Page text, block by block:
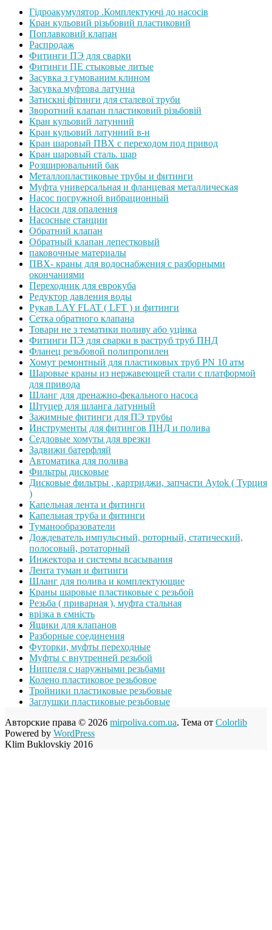
Гідроакумулятор .Комплектуючі до насосів
Кран кульовий різьбовий пластиковий
Поплавковий клапан
Распродаж
Фитинги ПЭ для сварки
Фитинги ПЕ стыковые литые
Засувка з гумованим клином
Засувка муфтова латунна
Затискні фітинги для сталевої труби
Зворотний клапан пластиковий різьбовій
Кран кульовий латунний
Кран кульовий латунний в-н
Кран шаровый ПВХ с переходом под привод
Кран шаровый сталь. шар
Розширювальний бак
Металлопластиковые трубы и фитинги
Муфта универсальная и фланцевая металлическая
Насос погружной вибрационный
Насоси для опалення
Насосные станции
Обратний клапан
Обратный клапан лепестковый
паковочные материалы
ПВХ- краны для водоснабжения с разборными
окончаниями
Переходник для еврокуба
Редуктор давления воды
Рукав LAY FLAT ( LFT ) и фитинги
Сетка обратного клапана
Товари не з тематики поливу або уцінка
Фитинги ПЭ для сварки в раструб труб ПНД
Фланец резьбовой полипропилен
Хомут ремонтный для пластиковых труб PN 10 атм
Шаровые краны из нержавеющей стали с платформой
для привода
Шланг для дренажно-фекального насоса
Штуцер для шланга латунный
Зажимные фитинги для ПЭ трубы
Инструменты для фитингов ПНД и полива
Седловые хомуты для врезки
Задвижи батерфляй
Автоматика для полива
Фильтры дисковые
Дисковые фильтры , картриджи, запчасти Aytok ( Турция
)
Капельная лента и фитинги
Капельная труба и фитинги
Туманообразователи
Дождеватель импульсный, роторный, статический,
полосовый, ротаторный
Инжектора и системы всасывания
Лента туман и фитинги
Шланг для полива и комплектующие
Краны шаровые пластиковые с резьбой
Резьба ( приварная ), муфта стальная
врізка в ємність
Ящики для клапанов
Разборные соединения
Футорки, муфты переходные
Муфты с внутренней резьбой
Ниппеля с наружными резьбами
Колено пластиковое резьбовое
Тройники пластиковые резьбовые
Заглушки пластиковые резьбовые
Авторские права © 2026 mirpoliva.com.ua. Тема от Colorlib
Powered by WordPress
Klim Buklovskiy 2016